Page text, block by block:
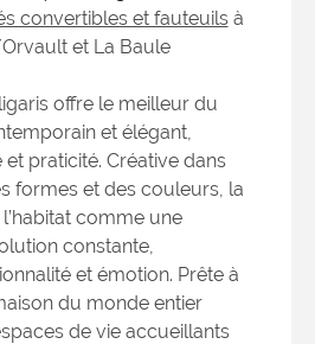
convertibles et fauteuilsà
et La Baule
offre le meilleur du
et élégant,
praticité. Créative dans
formes et des couleurs, la
comme une
constante,
et émotion. Prête à
du monde entier
de vie accueillants